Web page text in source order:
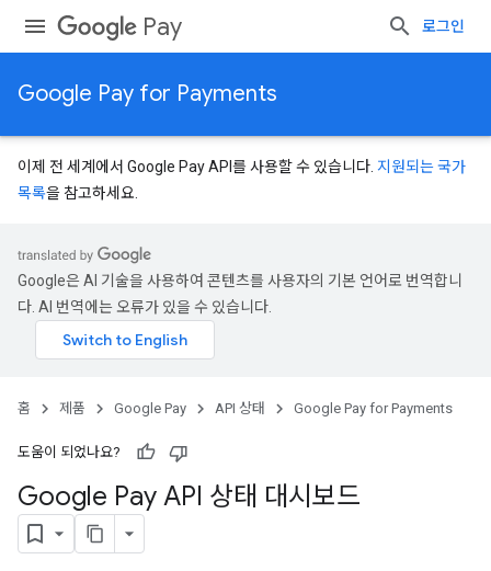
Pay 로그인
Google Pay for Payments
이제 전 세계에서 Google Pay API를 사용할 수 있습니다. 지원되는 국가
목록을 참고하세요.
Google은 AI 기술을 사용하여 콘텐츠를 사용자의 기본 언어로 번역합니
다. AI 번역에는 오류가 있을 수 있습니다.
홈 제품 Google Pay API 상태 Google Pay for Payments
도움이 되었나요?
Google Pay API 상태 대시보드